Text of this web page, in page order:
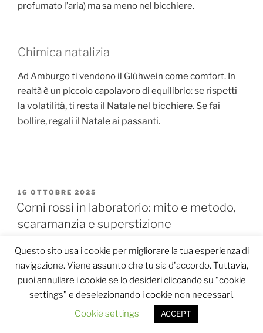
profumato l’aria) ma sa meno nel bicchiere.
Chimica natalizia
Ad Amburgo ti vendono il Glühwein come comfort. In
realtà è un piccolo capolavoro di equilibrio:se rispetti
la volatilità, ti resta il Natale nel bicchiere. Se fai
bollire, regali il Natale ai passanti.
PUBBLICATO
IL
16 OTTOBRE 2025
Corni rossi in laboratorio: mito e metodo,
scaramanzia e superstizione
Questo sito usa i cookie per migliorare la tua esperienza di
navigazione. Viene assunto che tu sia d'accordo. Tuttavia,
puoi annullare i cookie se lo desideri cliccando su “cookie
settings” e deselezionando i cookie non necessari.
Cookie settings
ACCEPT